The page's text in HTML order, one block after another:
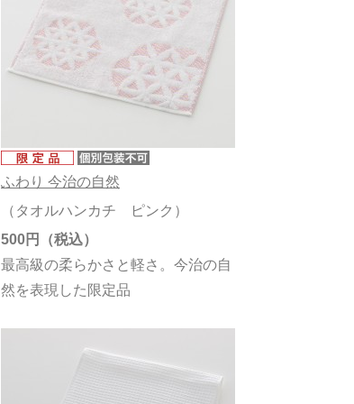
ふわり 今治の自然
（タオルハンカチ ピンク）
最高級の柔らかさと軽さ。今治の自
然を表現した限定品
500円